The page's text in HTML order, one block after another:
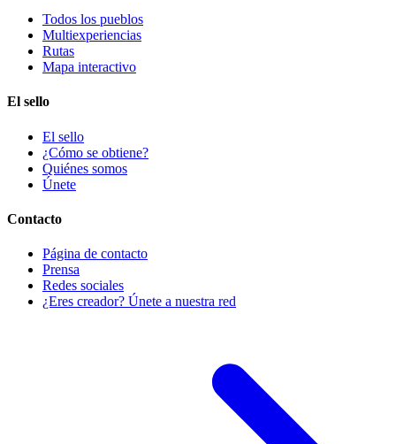
Todos los pueblos
Multiexperiencias
Rutas
Mapa interactivo
El sello
El sello
¿Cómo se obtiene?
Quiénes somos
Únete
Contacto
Página de contacto
Prensa
Redes sociales
¿Eres creador? Únete a nuestra red